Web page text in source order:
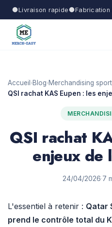
Livraison rapide Fabrication
Accueil ›Blog›Merchandising
QSI rachat KAS Eupen : les
QSI rachat
enjeux de
24/04/2026·7
L'essentiel à retenir : Qatar
prend le contrôle total du